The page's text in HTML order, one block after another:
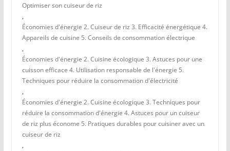
Optimiser son cuiseur de riz
,
Économies d'énergie 2. Cuiseur de riz 3. Efficacité énergétique 4.
Appareils de cuisine 5. Conseils de consommation électrique
,
Économies d'énergie 2. Cuisine écologique 3. Astuces pour une
cuisson efficace 4. Utilisation responsable de l'énergie 5.
Techniques pour réduire la consommation d'électricité
,
Économies d'énergie 2. Cuisine écologique 3. Techniques pour
réduire la consommation d'énergie 4. Astuces pour un cuiseur
de riz plus économe 5. Pratiques durables pour cuisiner avec un
cuiseur de riz
,